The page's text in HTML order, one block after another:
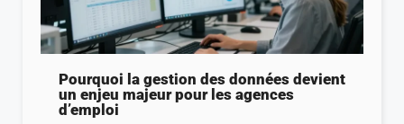
Pourquoi la gestion des données devient
un enjeu majeur pour les agences
d’emploi